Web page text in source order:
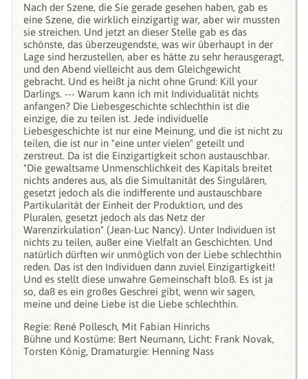
Nach der Szene, die Sie gerade gesehen haben, gab es
eine Szene, die wirklich einzigartig war, aber wir mussten
sie streichen. Und jetzt an dieser Stelle gab es das
schönste, das überzeugendste, was wir überhaupt in der
Lage sind herzustellen, aber es hätte zu sehr herausgeragt,
und den Abend vielleicht aus dem Gleichgewicht
gebracht. Und es heißt ja nicht ohne Grund: Kill your
Darlings. --- Warum kann ich mit Individualität nichts
anfangen? Die Liebesgeschichte schlechthin ist die
einzige, die zu teilen ist. Jede individuelle
Liebesgeschichte ist nur eine Meinung, und die ist nicht zu
teilen, die ist nur in "eine unter vielen" geteilt und
zerstreut. Da ist die Einzigartigkeit schon austauschbar.
"Die gewaltsame Unmenschlichkeit des Kapitals breitet
nichts anderes aus, als die Simultanität des Singulären,
gesetzt jedoch als die indifferente und austauschbare
Partikularität der Einheit der Produktion, und des
Pluralen, gesetzt jedoch als das Netz der
Warenzirkulation" (Jean-Luc Nancy). Unter Individuen ist
nichts zu teilen, außer eine Vielfalt an Geschichten. Und
natürlich dürften wir unmöglich von der Liebe schlechthin
reden. Das ist den Individuen dann zuviel Einzigartigkeit!
Und es stellt diese unwahre Gemeinschaft bloß. Es ist ja
so, daß es ein großes Geschrei gibt, wenn wir sagen,
meine und deine Liebe ist die Liebe schlechthin.
Regie: René Pollesch, Mit Fabian Hinrichs
Bühne und Kostüme: Bert Neumann, Licht: Frank Novak,
Torsten König, Dramaturgie: Henning Nass